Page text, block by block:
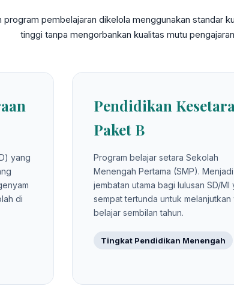
program pembelajaran dikelola menggunakan standar
tinggi tanpa mengorbankan kualitas mutu
yang
di
Pendidikan
Paket B
Program belajar setara Sekolah
Menengah Pertama (SMP). Menjadi
jembatan utama bagi lulusan SD/MI
sempat tertunda untuk melanjutkan
belajar sembilan tahun.
Tingkat Pendidikan Menengah